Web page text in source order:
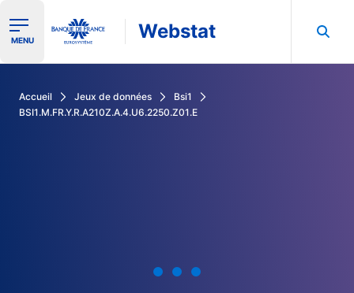
Ouvrir le menu de navigation
MENU Webstat
Accueil Jeux de données
Bsi1
BSI1.M.FR.Y.R.A210Z.A.4.U6.2250.Z01.E